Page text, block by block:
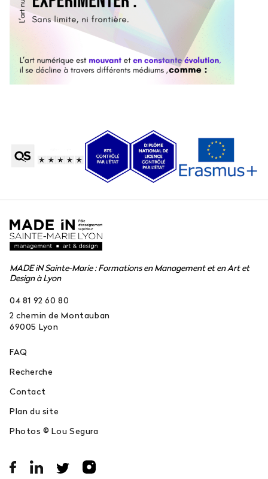
MADE iN Sainte-Marie : Formations en Management et en Art et
Design à Lyon
04 81 92 60 80
2 chemin de Montauban
69005 Lyon
FAQ
Recherche
Contact
Plan du site
Photos © Lou Segura